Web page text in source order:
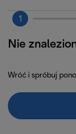
1
Nie
Wróć i spróbuj